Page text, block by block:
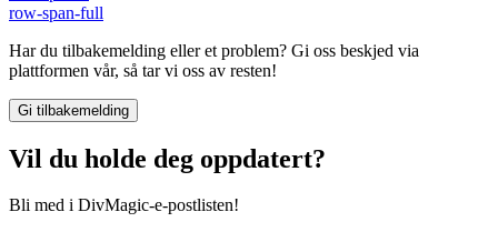
row-span-full
Har du tilbakemelding eller et problem? Gi oss beskjed via
plattformen vår, så tar vi oss av resten!
Gi tilbakemelding
Vil du holde deg oppdatert?
Bli med i DivMagic-e-postlisten!